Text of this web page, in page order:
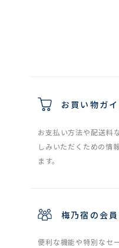
お買い物ガイ
お支払い方法や配送料
しみいただくための情
ます。
梅乃宿の会
便利な機能や特別なセ